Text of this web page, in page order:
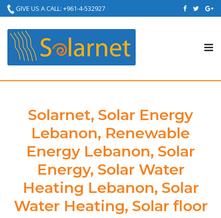
GIVE US A CALL: +961-4-532927
Solarnet, Solar Energy
Lebanon, Renewable
Energy Lebanon, Solar
Energy, Solar Water
Heating Lebanon, Solar
Water Heating, Solar floor